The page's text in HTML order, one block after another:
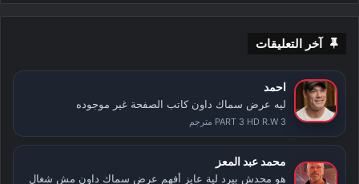
آخر التعليقات
احمد
ليه عرض سماك داون كاتب الصفحة غير موجوده
PART 3 HD R.W 3 مترجم
محمد عبد المعز
هو محدش بيرد لية عايز أفهم عرض سماك داون مش شغال